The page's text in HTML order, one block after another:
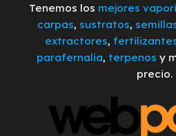
Tenemos los mejores
carpas, sustratos,
extractores,
parafernalia, terpenos y
precio.